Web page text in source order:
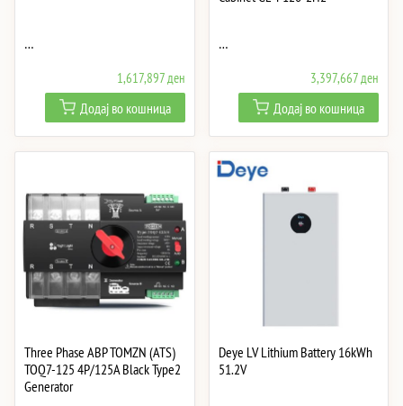
…
1,617,897 ден
Додај во кошница
…
3,397,667 ден
Додај во кошница
Three Phase АВР TOMZN (ATS)
TOQ7-125 4P/125A Black Type2
Generator
Deye LV Lithium Battery 16kWh
51.2V